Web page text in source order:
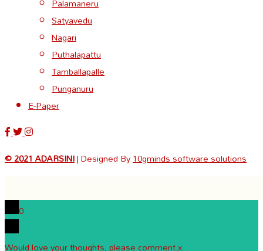
Satyavedu
Nagari
Puthalapattu
Tamballapalle
Punganuru
E-Paper
© 2021 ADARSINI| Designed By10gminds software solutions
0
Would love your thoughts, please comment.x